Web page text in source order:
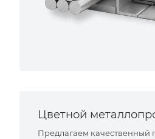
Цветной
Предлагаем качественный